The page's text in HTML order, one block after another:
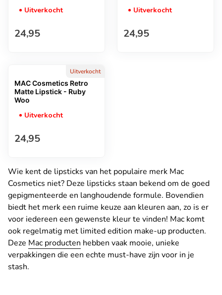
Uitverkocht
Normale prijs
24,95
Uitverkocht
Normale prijs
24,95
Uitverkocht
MAC Cosmetics Retro
Matte Lipstick - Ruby
Woo
Uitverkocht
Normale prijs
24,95
Wie kent de lipsticks van het populaire merk Mac
Cosmetics niet? Deze lipsticks staan bekend om de goed
gepigmenteerde en langhoudende formule. Bovendien
biedt het merk een ruime keuze aan kleuren aan, zo is er
voor iedereen een gewenste kleur te vinden! Mac komt
ook regelmatig met limited edition make-up producten.
Deze Mac producten hebben vaak mooie, unieke
verpakkingen die een echte must-have zijn voor in je
stash.